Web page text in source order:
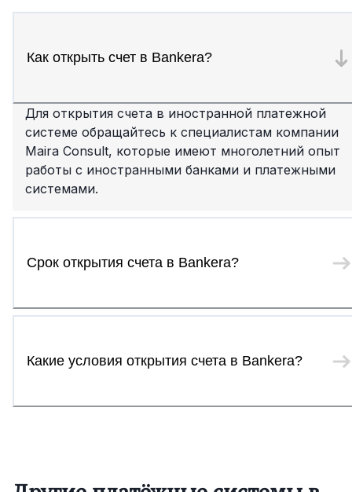
Как открыть счет в Bankera?
Для открытия счета в иностранной платежной
системе обращайтесь к специалистам компании
Maira Consult, которые имеют многолетний опыт
работы с иностранными банками и платежными
системами.
Срок открытия счета в Bankera?
Какие условия открытия счета в Bankera?